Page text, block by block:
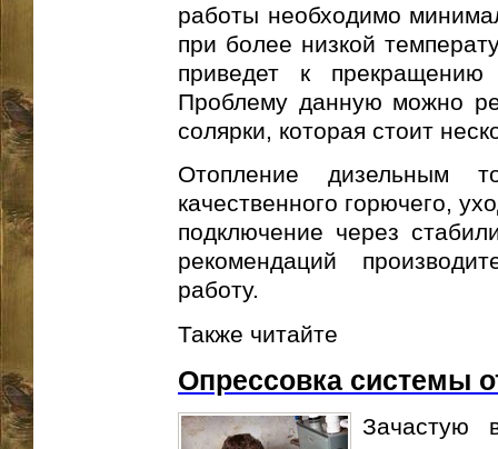
работы необходимо
при более низкой
приведет к
Проблему данную можно
солярки, которая стоит
Отопление дизельным
качественного горючего,
подключение через
рекомендаций
работу.
Также читайте
Опрессовка системы
Зачастую